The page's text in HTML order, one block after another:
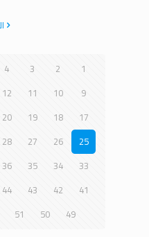
1
2
3
4
9
10
11
12
17
18
19
20
25
26
27
28
33
34
35
36
41
42
43
44
49
50
51